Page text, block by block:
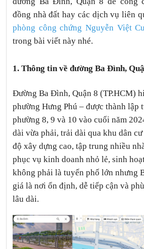
đồng nhà đất hay các dịch vụ liên
phòng công chứng Nguyễn Việt
trong bài viết này nhé.
1. Thông tin về đường Ba Đình,
Đường Ba Đình, Quận 8 (TP.HCM)
phường Hưng Phú – được thành lập
phường 8, 9 và 10 vào cuối năm
dài vừa phải, trải dài qua khu dân
độ xây dựng cao, tập trung nhiều
phục vụ kinh doanh nhỏ lẻ, sinh
không phải là tuyến phố lớn nhưng
giá là nơi ổn định, dễ tiếp cận và
lâu dài.